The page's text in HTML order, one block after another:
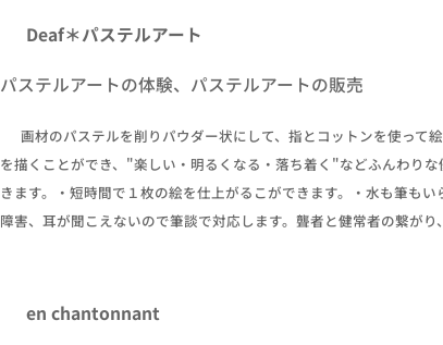
☔ Deaf＊パステルアート
パステルアートの体験、パステルアートの販売
✒ 画材のパステルを削りパウダー状にして、指とコットンを使って
を描くことができ、"楽しい・明るくなる・落ち着く"などふんわり
きます。・短時間で１枚の絵を仕上がるこができます。・水も筆も
障害、耳が聞こえないので筆談で対応します。聾者と健常者の繋が
☔ en chantonnant